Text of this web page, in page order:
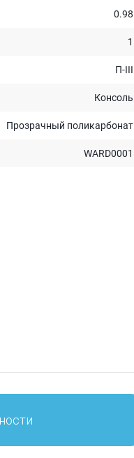
0.98
1
П-III
Консоль
Прозрачный поликарбонат
WARD0001